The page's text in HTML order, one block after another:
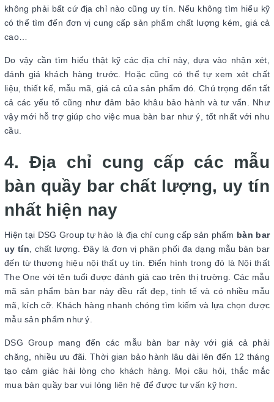
không phải bất cứ địa chỉ nào cũng uy tín. Nếu không tìm hiểu kỹ
có thể tìm đến đơn vị cung cấp sản phẩm chất lượng kém, giá cả
cao…
Do vậy cần tìm hiểu thật kỹ các địa chỉ này, dựa vào nhận xét,
đánh giá khách hàng trước. Hoặc cũng có thể tự xem xét chất
liệu, thiết kế, mẫu mã, giá cả của sản phẩm đó. Chú trọng đến tất
cả các yếu tố cũng như đảm bảo khâu bảo hành và tư vấn. Như
vậy mới hỗ trợ giúp cho việc mua bàn bar như ý, tốt nhất với nhu
cầu.
4. Địa chỉ cung cấp các mẫu
bàn quầy bar chất lượng, uy tín
nhất hiện nay
Hiện tại DSG Group tự hào là địa chỉ cung cấp sản phẩm bàn bar
uy tín , chất lượng. Đây là đơn vị phân phối đa dạng mẫu bàn bar
đến từ thương hiệu nội thất uy tín. Điển hình trong đó là Nội thất
The One với tên tuổi được đánh giá cao trên thị trường. Các mẫu
mã sản phẩm bàn bar này đều rất đẹp, tinh tế và có nhiều mẫu
mã, kích cỡ. Khách hàng nhanh chóng tìm kiếm và lựa chọn được
mẫu sản phẩm như ý.
DSG Group mang đến các mẫu bàn bar này với giá cả phải
chăng, nhiều ưu đãi. Thời gian bảo hành lâu dài lên đến 12 tháng
tạo cảm giác hài lòng cho khách hàng. Mọi câu hỏi, thắc mắc
mua bàn quầy bar vui lòng liên hệ để được tư vấn kỹ hơn.